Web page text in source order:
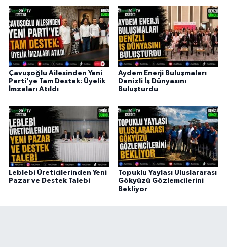
Çavuşoğlu Ailesinden Yeni
Parti'ye Tam Destek: Üyelik
İmzaları Atıldı
Aydem Enerji Buluşmaları
Denizli İş Dünyasını
Buluşturdu
Leblebi Üreticilerinden Yeni
Pazar ve Destek Talebi
Topuklu Yaylası Uluslararası
Gökyüzü Gözlemcilerini
Bekliyor